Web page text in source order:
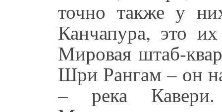
точно также у
Канчапура, это
Мировая штаб-
Шри Рангам – он
– река